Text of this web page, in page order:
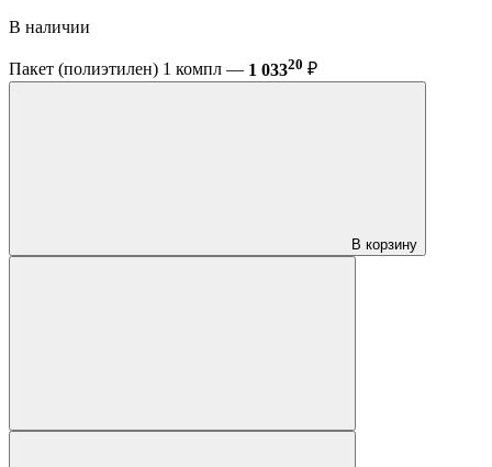
В наличии
Пакет (полиэтилен) 1 компл — 1 03320 ₽
В корзину